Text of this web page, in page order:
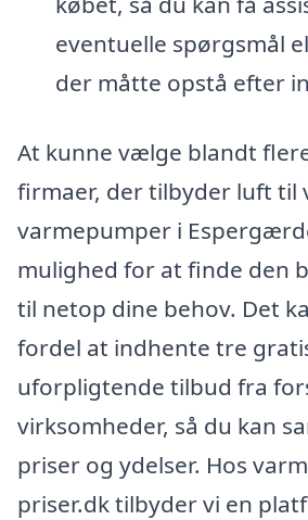
eventuelle spørgsmål
der måtte opstå efter
At kunne vælge blandt
firmaer, der tilbyder luft til
varmepumper i
mulighed for at finde den
til netop dine behov. Det
fordel at indhente tre
uforpligtende tilbud fra
virksomheder, så du kan
priser og ydelser. Hos
priser.dk tilbyder vi en